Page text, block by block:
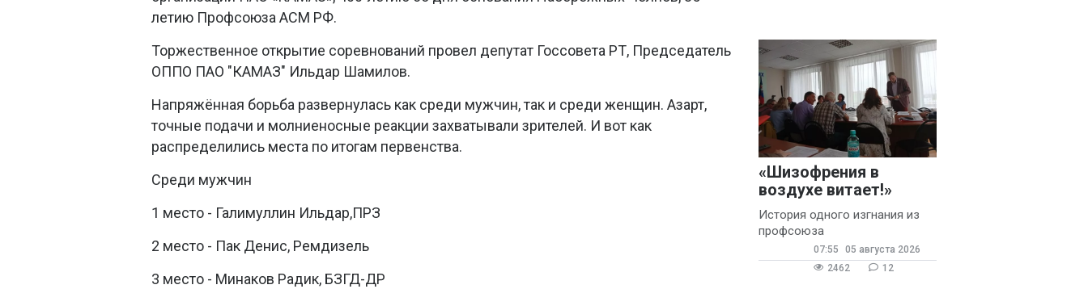
летию Профсоюза АСМ РФ.
Торжественное открытие соревнований провел депутат Госсовета РТ, Председатель
ОППО ПАО "КАМАЗ" Ильдар Шамилов.
Напряжённая борьба развернулась как среди мужчин, так и среди женщин. Азарт,
точные подачи и молниеносные реакции захватывали зрителей. И вот как
распределились места по итогам первенства.
Среди мужчин
1 место - Галимуллин Ильдар,ПРЗ
2 место - Пак Денис, Ремдизель
3 место - Минаков Радик, БЗГД-ДР
«Шизофрения в
воздухе витает!»
История одного изгнания из
профсоюза
07:55
05 августа 2026
2462
12